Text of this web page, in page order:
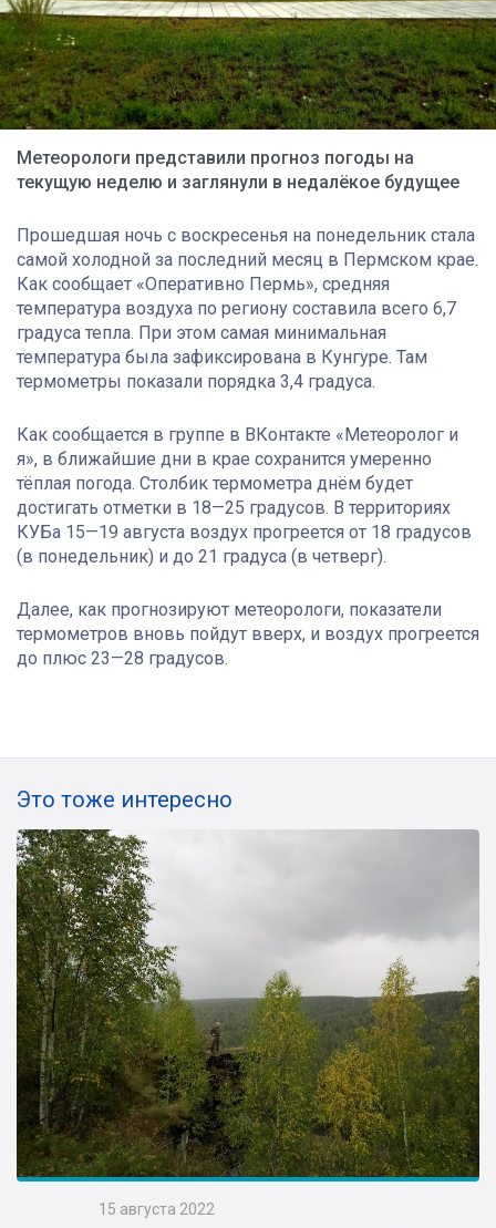
Метеорологи представили прогноз погоды на
текущую неделю и заглянули в недалёкое будущее
Прошедшая ночь с воскресенья на понедельник стала
самой холодной за последний месяц в Пермском крае.
Как сообщает «Оперативно Пермь», средняя
температура воздуха по региону составила всего 6,7
градуса тепла. При этом самая минимальная
температура была зафиксирована в Кунгуре. Там
термометры показали порядка 3,4 градуса.
Как сообщается в группе в ВКонтакте «Метеоролог и
я», в ближайшие дни в крае сохранится умеренно
тёплая погода. Столбик термометра днём будет
достигать отметки в 18—25 градусов. В территориях
КУБа 15—19 августа воздух прогреется от 18 градусов
(в понедельник) и до 21 градуса (в четверг).
Далее, как прогнозируют метеорологи, показатели
термометров вновь пойдут вверх, и воздух прогреется
до плюс 23—28 градусов.
Это тоже интересно
15 августа 2022